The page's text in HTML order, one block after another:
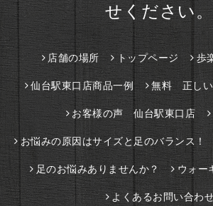
せください。
店舗の場所 トップページ 歩
仙台駅東口店商品一例 無料 正しい
お客様の声 仙台駅東口店
お悩みの原因はサイズと足のバランス！
足のお悩みありませんか？ ウォー
よくあるお問い合わ